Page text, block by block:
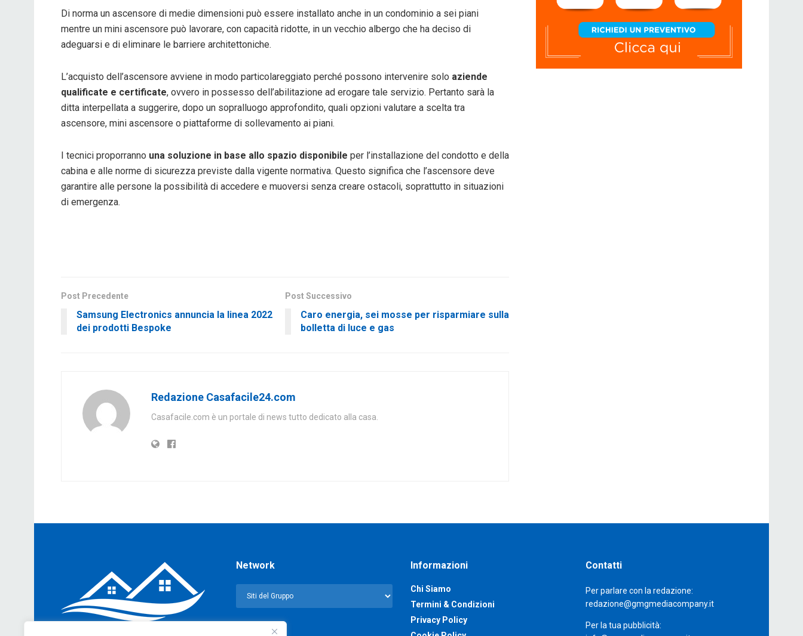
Di norma un ascensore di medie dimensioni può essere installato anche in un condominio a sei piani
mentre un mini ascensore può lavorare, con capacità ridotte, in un vecchio albergo che ha deciso di
adeguarsi e di eliminare le barriere architettoniche.
L’acquisto dell’ascensore avviene in modo particolareggiato perché possono intervenire solo aziende
qualificate e certificate, ovvero in possesso dell’abilitazione ad erogare tale servizio. Pertanto sarà la
ditta interpellata a suggerire, dopo un sopralluogo approfondito, quali opzioni valutare a scelta tra
ascensore, mini ascensore o piattaforme di sollevamento ai piani.
I tecnici proporranno una soluzione in base allo spazio disponibile per l’installazione del condotto e della
cabina e alle norme di sicurezza previste dalla vigente normativa. Questo significa che l’ascensore deve
garantire alle persone la possibilità di accedere e muoversi senza creare ostacoli, soprattutto in situazioni
di emergenza.
Post Precedente
Samsung Electronics annuncia la linea 2022
dei prodotti Bespoke
Post Successivo
Caro energia, sei mosse per risparmiare sulla
bolletta di luce e gas
Redazione Casafacile24.com
Casafacile.com è un portale di news tutto dedicato alla casa.
Network Informazioni
Chi Siamo
Termini & Condizioni
Privacy Policy
Contatti
Per parlare con la redazione:
redazione@gmgmediacompany.it
Per la tua pubblicità: